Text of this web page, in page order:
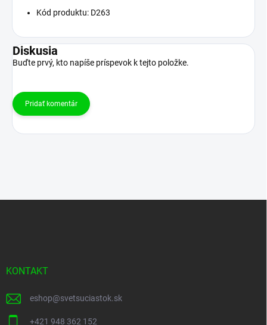
Kód produktu: D263
Diskusia
Buďte prvý, kto napíše príspevok k tejto položke.
Pridať komentár
KONTAKT
eshop@svetsuciastok.sk
+421 948 362 152